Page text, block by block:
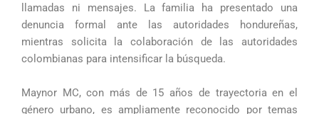
llamadas ni mensajes. La familia ha presentado una
denuncia formal ante las autoridades hondureñas,
mientras solicita la colaboración de las autoridades
colombianas para intensificar la búsqueda.
Maynor MC, con más de 15 años de trayectoria en el
género urbano, es ampliamente reconocido por temas